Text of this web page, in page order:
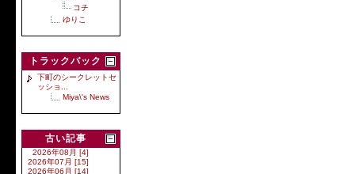
コチ
ゆりこ
トラックバック
下町のシークレットセ
ッショ...
Miya\'s News
古い記事
2026年08月 [4]
2026年07月 [15]
2026年06月 [14]